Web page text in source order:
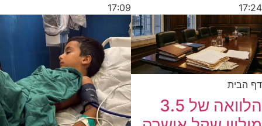
17:24
17:09
דף הבית
הלוואה של 3.5